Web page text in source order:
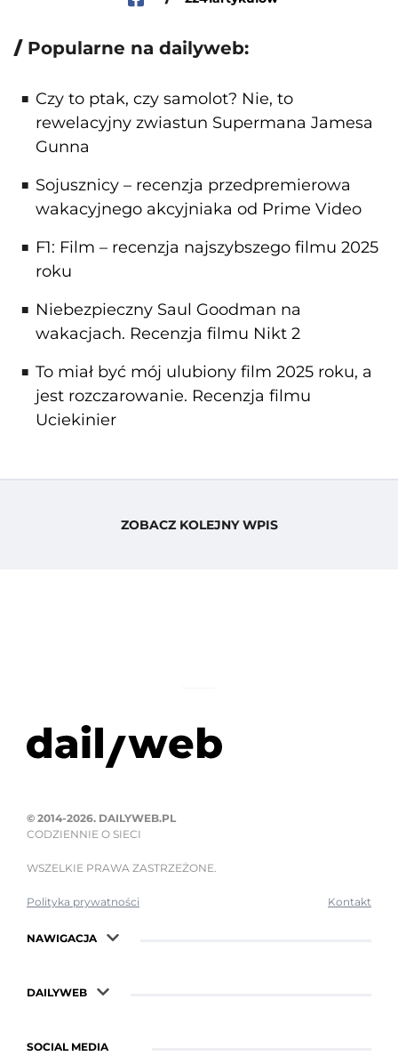
Popularne na dailyweb:
Czy to ptak, czy samolot? Nie, to
rewelacyjny zwiastun Supermana Jamesa
Gunna
Sojusznicy – recenzja przedpremierowa
wakacyjnego akcyjniaka od Prime Video
F1: Film – recenzja najszybszego filmu 2025
roku
Niebezpieczny Saul Goodman na
wakacjach. Recenzja filmu Nikt 2
To miał być mój ulubiony film 2025 roku, a
jest rozczarowanie. Recenzja filmu
Uciekinier
ZOBACZ KOLEJNY WPIS
© 2014-2026. DAILYWEB.PL
CODZIENNIE O SIECI
WSZELKIE PRAWA ZASTRZEŻONE.
Polityka prywatności Kontakt
NAWIGACJA
DAILYWEB
SOCIAL MEDIA